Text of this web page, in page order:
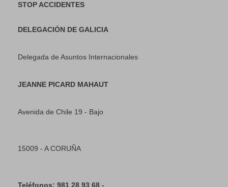
STOP ACCIDENTES
DELEGACIÓN DE GALICIA
Delegada de Asuntos Internacionales
JEANNE PICARD MAHAUT
Avenida de Chile 19 - Bajo
15009 - A CORUÑA
Teléfonos: 981 28 93 68 -